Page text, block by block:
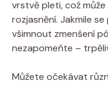
vrstvě pleti, což
rozjasnění. Jakmile
všimnout zmenšení
nezapomeňte –
Můžete očekávat